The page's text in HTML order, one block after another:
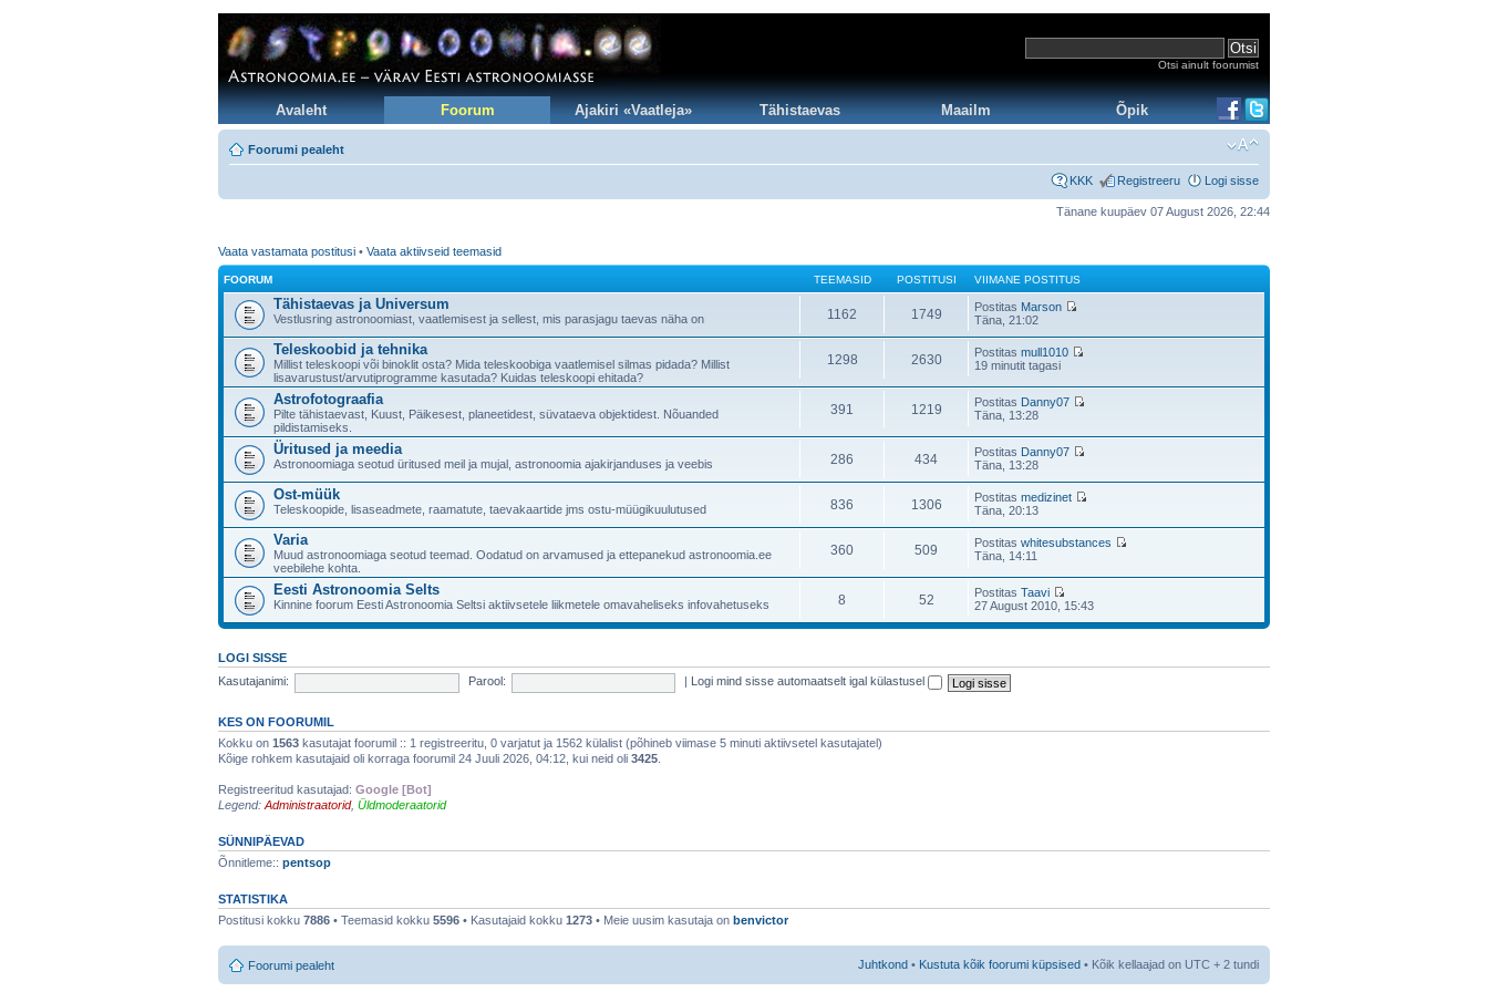
Otsi ainult foorumist
Avaleht Foorum Ajakiri «Vaatleja» Tähistaevas Maailm Õpik
Foorumi pealeht
KKK Registreeru Logi sisse
Tänane kuupäev 07 August 2026, 22:44
Vaata vastamata postitusi • Vaata aktiivseid teemasid
FOORUM TEEMASID POSTITUSI VIIMANE POSTITUS
Tähistaevas ja Universum
Vestlusring astronoomiast, vaatlemisest ja sellest, mis parasjagu taevas näha on 1162 1749 Postitas Marson
Täna, 21:02
Teleskoobid ja tehnika
Millist teleskoopi või binoklit osta? Mida teleskoobiga vaatlemisel silmas pidada? Millist
lisavarustust/arvutiprogramme kasutada? Kuidas teleskoopi ehitada?
1298 2630 Postitasmull1010
19 minutit tagasi
Astrofotograafia
Pilte tähistaevast, Kuust, Päikesest, planeetidest, süvataeva objektidest. Nõuanded
pildistamiseks.
391 1219 Postitas Danny07
Täna, 13:28
Üritused ja meedia
Astronoomiaga seotud üritused meil ja mujal, astronoomia ajakirjanduses ja veebis 286 434 Postitas Danny07
Täna, 13:28
Ost-müük
Teleskoopide, lisaseadmete, raamatute, taevakaartide jms ostu-müügikuulutused 836 1306 Postitasmedizinet
Täna, 20:13
Varia
Muud astronoomiaga seotud teemad. Oodatud on arvamused ja ettepanekud astronoomia.ee
veebilehe kohta.
360 509 Postitaswhitesubstances
Täna, 14:11
Eesti Astronoomia Selts
Kinnine foorum Eesti Astronoomia Seltsi aktiivsetele liikmetele omavaheliseks infovahetuseks 8 52 PostitasTaavi
27 August 2010, 15:43
LOGI SISSE
Kasutajanimi:
Parool: Logi mind sisse automaatselt igal külastusel
KES ON FOORUMIL
Kokku on 1563 kasutajat foorumil :: 1 registreeritu, 0 varjatut ja 1562 külalist (põhineb viimase 5 minuti aktiivsetel kasutajatel)
Kõige rohkem kasutajaid oli korraga foorumil 24 Juuli 2026, 04:12, kui neid oli 3425
Registreeritud kasutajad: Google [Bot]
Legend: Administraatorid, Üldmoderaatorid
SÜNNIPÄEVAD
Õnnitleme:: pentsop
STATISTIKA
Postitusi kokku 7886 • Teemasid kokku 5596 • Kasutajaid kokku 1273 • Meie uusim kasutaja on benvictor
Foorumi pealeht Juhtkond • Kustuta kõik foorumi küpsised • Kõik kellaajad on UTC + 2 tundi